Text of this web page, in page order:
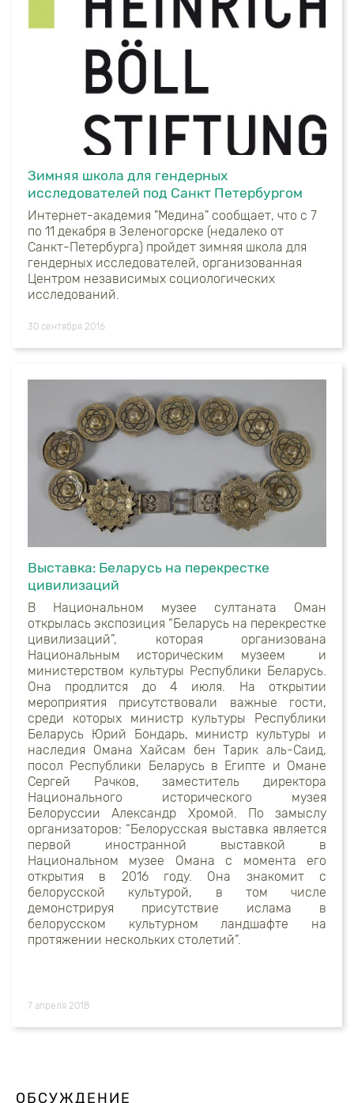
Зимняя школа для гендерных
исследователей под Санкт Петербургом
Интернет-академия "Медина" сообщает, что с 7
по 11 декабря в Зеленогорске (недалеко от
Санкт-Петербурга) пройдет зимняя школа для
гендерных исследователей, организованная
Центром независимых социологических
исследований.
30 сентября 2016
Выставка: Беларусь на перекрестке
цивилизаций
В Национальном музее султаната Оман
открылась экспозиция “Беларусь на перекрестке
цивилизаций”, которая организована
Национальным историческим музеем и
министерством культуры Республики Беларусь.
Она продлится до 4 июля. На открытии
мероприятия присутствовали важные гости,
среди которых министр культуры Республики
Беларусь Юрий Бондарь, министр культуры и
наследия Омана Хайсам бен Тарик аль-Саид,
посол Республики Беларусь в Египте и Омане
Сергей Рачков, заместитель директора
Национального исторического музея
Белоруссии Александр Хромой. По замыслу
организаторов: “Белорусская выставка является
первой иностранной выставкой в
Национальном музее Омана с момента его
открытия в 2016 году. Она знакомит с
белорусской культурой, в том числе
демонстрируя присутствие ислама в
белорусском культурном ландшафте на
протяжении нескольких столетий”.
7 апреля 2018
ОБСУЖДЕНИЕ